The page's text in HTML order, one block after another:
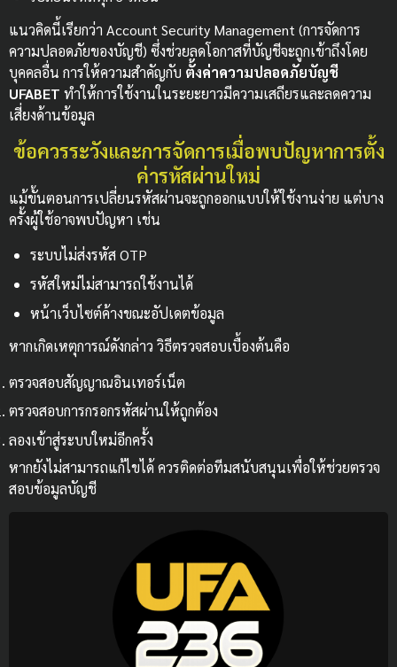
แนวคิดนี้เรียกว่า Account Security Management (การจัดการ
ความปลอดภัยของบัญชี) ซึ่งช่วยลดโอกาสที่บัญชีจะถูกเข้าถึงโดย
บุคคลอื่น การให้ความสำคัญกับ ตั้งค่าความปลอดภัยบัญชี
UFABET ทำให้การใช้งานในระยะยาวมีความเสถียรและลดความ
เสี่ยงด้านข้อมูล
ข้อควรระวังและการจัดการเมื่อพบปัญหาการตั้ง
ค่ารหัสผ่านใหม่
แม้ขั้นตอนการเปลี่ยนรหัสผ่านจะถูกออกแบบให้ใช้งานง่าย แต่บาง
ครั้งผู้ใช้อาจพบปัญหา เช่น
ระบบไม่ส่งรหัส OTP
รหัสใหม่ไม่สามารถใช้งานได้
หน้าเว็บไซต์ค้างขณะอัปเดตข้อมูล
หากเกิดเหตุการณ์ดังกล่าว วิธีตรวจสอบเบื้องต้นคือ
ตรวจสอบสัญญาณอินเทอร์เน็ต
ตรวจสอบการกรอกรหัสผ่านให้ถูกต้อง
ลองเข้าสู่ระบบใหม่อีกครั้ง
หากยังไม่สามารถแก้ไขได้ ควรติดต่อทีมสนับสนุนเพื่อให้ช่วยตรวจ
สอบข้อมูลบัญชี